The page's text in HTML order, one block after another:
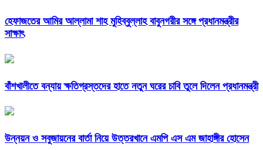
হেফাজতের আমির আল্লামা শাহ মুহিব্বুল্লাহ বাবুনগরীর সঙ্গে প্রধানমন্ত্রীর
সাক্ষাৎ
বাঁশখালীতে বন্যায় ক্ষতিগ্রস্তদের হাতে নতুন ঘরের চাবি তুলে দিলেন প্রধানমন্ত্রী
উন্নয়ন ও সবুজায়নের বার্তা নিয়ে উত্তরখানে এমপি এস এম জাহাঙ্গীর হোসেন